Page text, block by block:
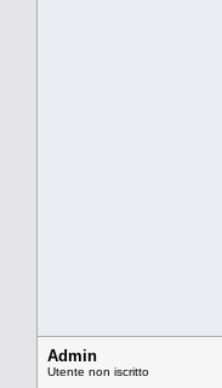
Admin
Utente non iscritto